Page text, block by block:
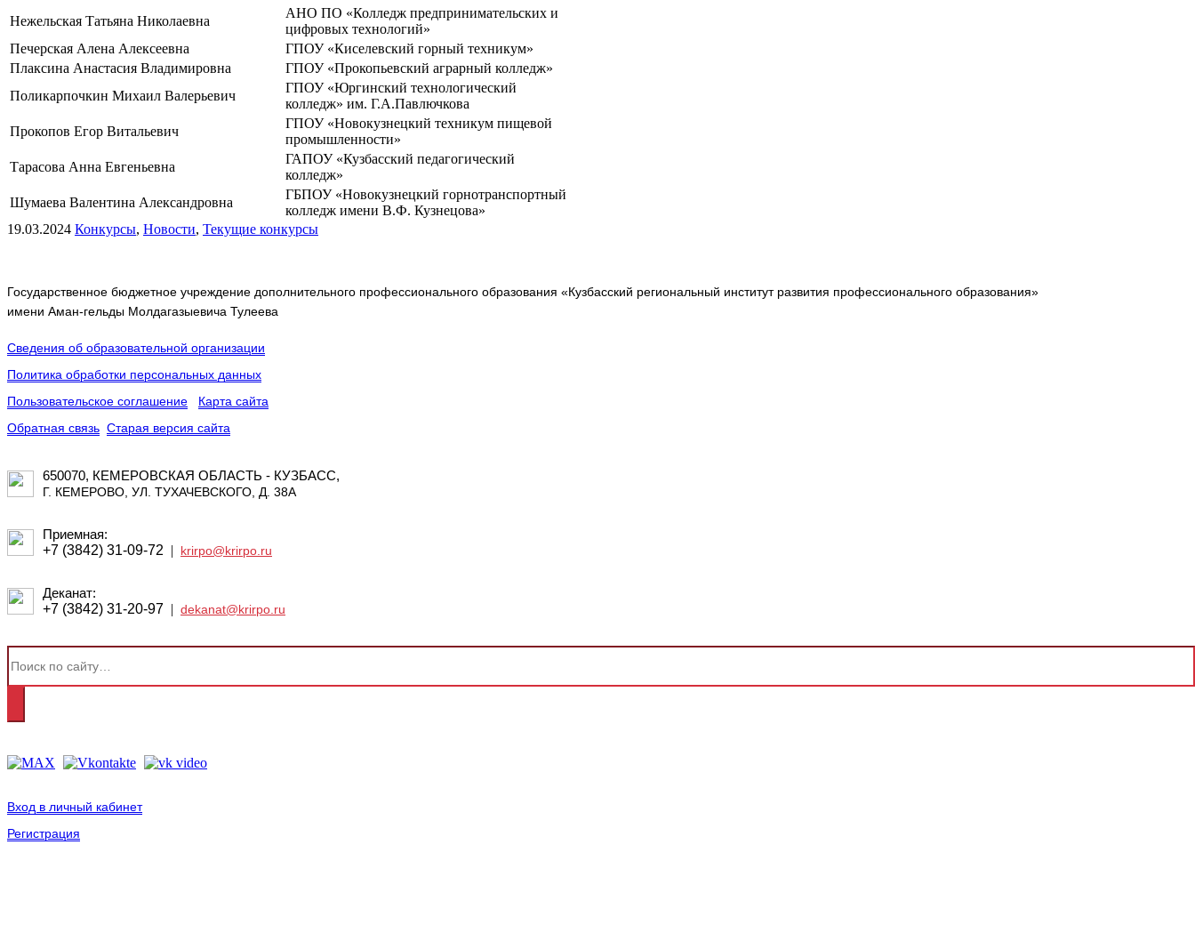
Нежельская Татьяна Николаевна
АНО ПО «Колледж предпринимательских и
цифровых технологий»
Печерская Алена Алексеевна
ГПОУ «Киселевский горный техникум»
Плаксина Анастасия Владимировна
ГПОУ «Прокопьевский аграрный колледж»
Поликарпочкин Михаил Валерьевич
ГПОУ «Юргинский технологический
колледж» им. Г.А.Павлючкова
Прокопов Егор Витальевич
ГПОУ «Новокузнецкий техникум пищевой
промышленности»
Тарасова Анна Евгеньевна
ГАПОУ «Кузбасский педагогический
колледж»
Шумаева Валентина Александровна
ГБПОУ «Новокузнецкий горнотранспортный
колледж имени В.Ф. Кузнецова»
19.03.2024 Конкурсы, Новости, Текущие конкурсы
Государственное бюджетное учреждение дополнительного профессионального образования «Кузбасский региональный институт развития профессионального образования»
имени Аман-гельды Молдагазыевича Тулеева
Сведения об образовательной организации
Политика обработки персональных данных
Пользовательское соглашение
Карта сайта
Обратная связь Старая версия сайта
650070, КЕМЕРОВСКАЯ ОБЛАСТЬ - КУЗБАСС,
Г. КЕМЕРОВО, УЛ. ТУХАЧЕВСКОГО, Д. 38А
Приемная:
+7 (3842) 31-09-72 | krirpo@krirpo.ru
Деканат:
+7 (3842) 31-20-97 | dekanat@krirpo.ru
Вход в личный кабинет
Регистрация